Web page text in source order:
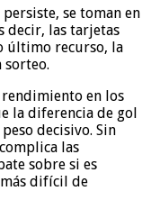
se toman en
decir, las tarjetas
último recurso, la
sorteo.
rendimiento en los
la diferencia de gol
decisivo. Sin
las
sobre si es
difícil de